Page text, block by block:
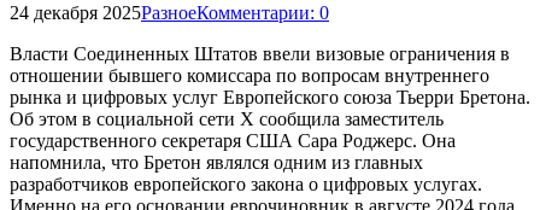
24 декабря 2025РазноеКомментарии: 0
Власти Соединенных Штатов ввели визовые ограничения в
отношении бывшего комиссара по вопросам внутреннего
рынка и цифровых услуг Европейского союза Тьерри Бретона.
Об этом в социальной сети X сообщила заместитель
государственного секретаря США Сара Роджерс. Она
напомнила, что Бретон являлся одним из главных
разработчиков европейского закона о цифровых услугах.
Именно на его основании еврочиновник в августе 2024 года